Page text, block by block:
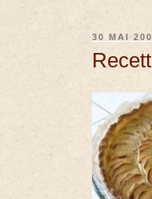
30 MAI